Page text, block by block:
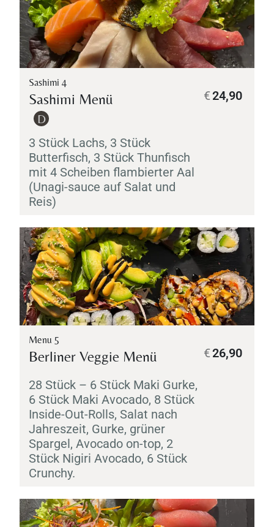
Sashimi 4
Sashimi Menü
D
3 Stück Lachs, 3 Stück
Butterfisch, 3 Stück Thunfisch
mit 4 Scheiben flambierter Aal
(Unagi-sauce auf Salat und
Reis)
24,90
€
Menu 5
Berliner Veggie Menü
28 Stück – 6 Stück Maki Gurke,
6 Stück Maki Avocado, 8 Stück
Inside-Out-Rolls, Salat nach
Jahreszeit, Gurke, grüner
Spargel, Avocado on-top, 2
Stück Nigiri Avocado, 6 Stück
Crunchy.
26,90
€